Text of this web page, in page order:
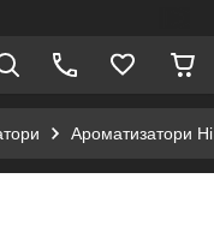
Ароматизатори